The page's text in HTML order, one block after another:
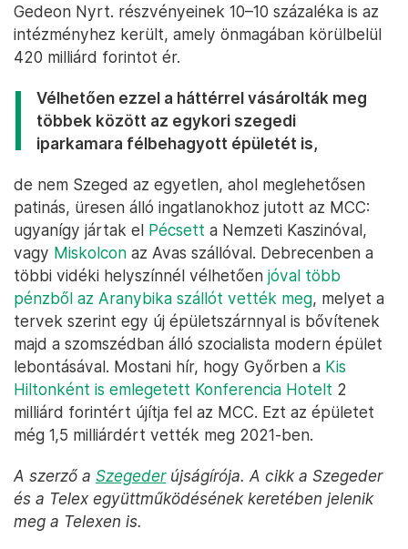
Gedeon Nyrt. részvényeinek 10–10 százaléka is az
intézményhez került, amely önmagában körülbelül
420 milliárd forintot ér.
Vélhetően ezzel a háttérrel vásárolták meg
többek között az egykori szegedi
iparkamara félbehagyott épületét is,
de nem Szeged az egyetlen, ahol meglehetősen
patinás, üresen álló ingatlanokhoz jutott az MCC:
ugyanígy jártak el Pécsett a Nemzeti Kaszinóval,
vagy Miskolcon az Avas szállóval. Debrecenben a
többi vidéki helyszínnél vélhetően jóval több
pénzből az Aranybika szállót vették meg, melyet a
tervek szerint egy új épületszárnnyal is bővítenek
majd a szomszédban álló szocialista modern épület
lebontásával. Mostani hír, hogy Győrben a Kis
Hiltonként is emlegetett Konferencia Hotelt 2
milliárd forintért újítja fel az MCC. Ezt az épületet
még 1,5 milliárdért vették meg 2021-ben.
A szerző a Szegederújságírója. A cikk a Szegeder
és a Telex együttműködésének keretében jelenik
meg a Telexen is.